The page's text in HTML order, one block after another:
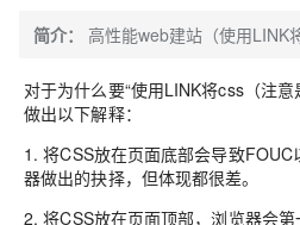
简介： 高性能web建站（使用LINK
对于为什么要“使用LINK将css（注
做出以下解释：
1. 将CSS放在页面底部会导致
器做出的抉择，但体现都很差。
2. 将CSS放在页面顶部，浏览器会